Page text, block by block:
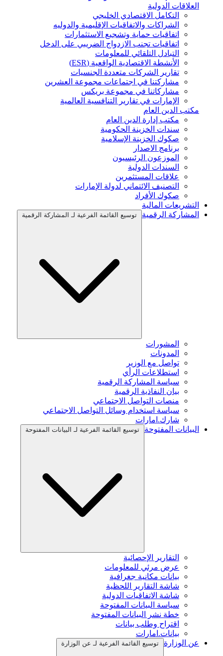
العلاقات الدولية
التكامل الاقتصادي الخليجي
الشراكات والاتفاقيات الإقليمية والدوليه
اتفاقيات حماية وتشجيع الاستثمارات
اتفاقيات تجنب الازدواج الضريبي على الدخل
التبادل التلقائي للمعلومات
الأنشطة الاقتصادية الواقعية (ESR)
تقارير الشركات متعددة الجنسيات
مشاركتنا في اجتماعات مجموعة العشرين
مشاركاتنا في مجموعة بريكس
الإمارات في تقارير التنافسية العالمية
مكتب الدين العام
مكتب إدارة الدين العام
سندات الخزينة الحكومية
صكوك الخزينة الإسلامية
برنامج الاصدار
الموزعون الرئيسيون
السندات الدولية
علاقات المستثمرين
التصنيف الائتماني لدولة الإمارات
صكوك الأفراد
التشريعات المالية
المشاركة الرقمية
توسيع القائمة الفرعية لـ المشاركة الرقمية
المشورات
المدونات
تواصل مع الوزير
استطلاعات الرأي
سياسة المشاركة الرقمية
بيان النفاذية الرقمية
منصات التواصل الاجتماعي
سياسة استخدام وسائل التواصل الاجتماعي
شارك.امارات
البيانات المفتوحة
توسيع القائمة الفرعية لـ البيانات المفتوحة
التقارير الإحصائية
عرض مرئي للمعلومات
بيانات مكانية جغرافية
شاشة التقارير اللحظية
شاشة الاتفاقيات الدولية
سياسة البيانات المفتوحة
خطة نشر البيانات المفتوحة
اقتراح وطلب بيانات
بيانات.امارات
عن الوزارة
توسيع القائمة الفرعية لـ عن الوزارة